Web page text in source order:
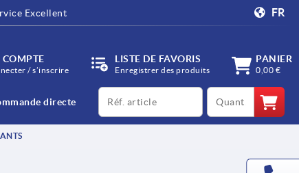
Excellent FR
/ s’inscrire
LISTE DE FAVORIS
Enregistrer des produits
PANIER
0,00 €
directe
productCode qty